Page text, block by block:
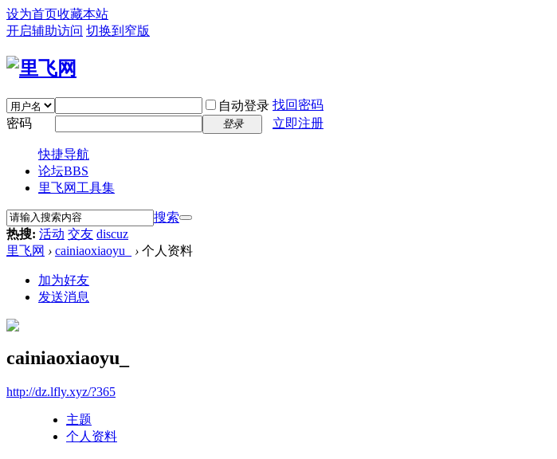
设为首页收藏本站
开启辅助访问 切换到窄版
自动登录 找回密码
密码
登录 立即注册
快捷导航
论坛BBS
里飞网工具集
搜索
热搜: 活动 交友 discuz
里飞网 › cainiaoxiaoyu_ › 个人资料
加为好友
发送消息
cainiaoxiaoyu_
http://dz.lfly.xyz/?365
主题
个人资料